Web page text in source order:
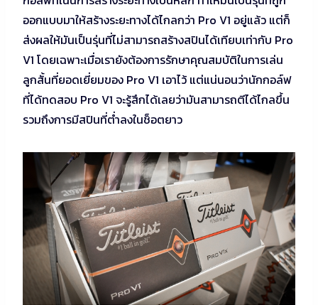
ออกแบบมาให้สร้างระยะทางได้ไกลกว่า Pro V1 อยู่แล้ว แต่ก็
ส่งผลให้มันเป็นรุ่นที่ไม่สามารถสร้างสปินได้เทียบเท่ากับ Pro
V1 โดยเฉพาะเมื่อเรายังต้องการรักษาคุณสมบัติในการเล่น
ลูกสั้นที่ยอดเยี่ยมของ Pro V1 เอาไว้ แต่แน่นอนว่านักกอล์ฟ
ที่ได้ทดสอบ Pro V1 จะรู้สึกได้เลยว่ามันสามารถตีได้ไกลขึ้น
รวมถึงการมีสปินที่ต่ำลงในช็อตยาว